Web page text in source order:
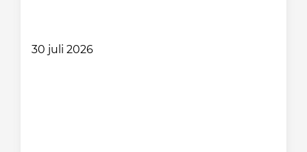
30 juli 2026